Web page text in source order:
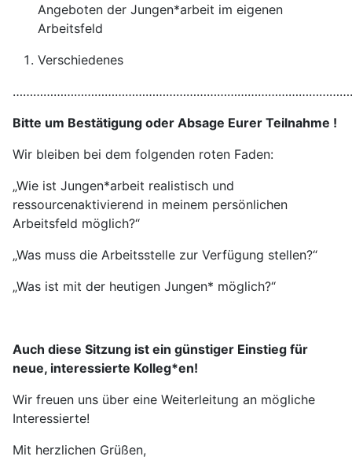
Angeboten der Jungen*arbeit im eigenen
Arbeitsfeld
Verschiedenes
Bitte um Bestätigung oder Absage Eurer Teilnahme !
Wir bleiben bei dem folgenden roten Faden:
„Wie ist Jungen*arbeit realistisch und
ressourcenaktivierend in meinem persönlichen
Arbeitsfeld möglich?“
„Was muss die Arbeitsstelle zur Verfügung stellen?“
„Was ist mit der heutigen Jungen* möglich?“
Auch diese Sitzung ist ein günstiger Einstieg für
neue, interessierte Kolleg*en!
Wir freuen uns über eine Weiterleitung an mögliche
Interessierte!
Mit herzlichen Grüßen,